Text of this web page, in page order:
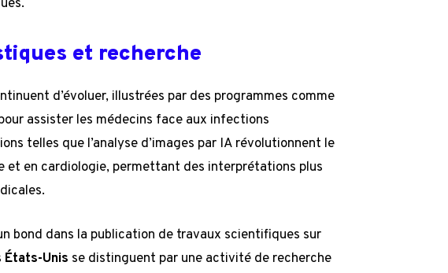
et recherche
d’évoluer, illustrées par des programmes comme
assister les médecins face aux infections
telles que l’analyse d’images par IA révolutionnent le
et en cardiologie, permettant des interprétations plus
bond dans la publication de travaux scientifiques sur
États-Unis se distinguent par une activité de recherche